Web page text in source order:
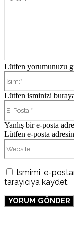
Lütfen yorumunuzu
Lütfen isminizi
Yanlış bir e-posta
Lütfen e-posta
Ismimi, e-
tarayıcıya kaydet.